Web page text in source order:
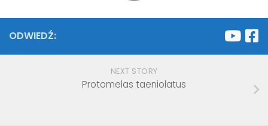
ODWIEDŹ:
NEXT STORY
Protomelas taeniolatus